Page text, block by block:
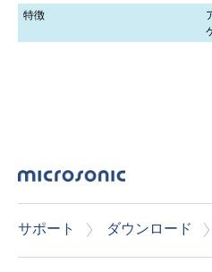
特徴
サポート ダウンロード